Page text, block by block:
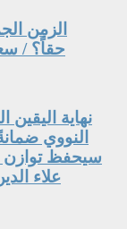
الزمن
حقاً؟ /
نهاية اليقين
النووي
سيحفظ توازن
علاء